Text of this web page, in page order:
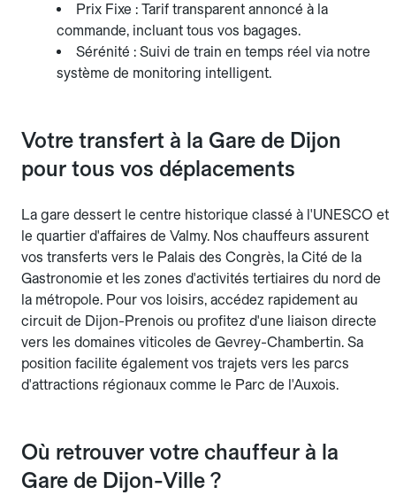
Prix Fixe : Tarif transparent annoncé à la
commande, incluant tous vos bagages.
Sérénité : Suivi de train en temps réel via notre
système de monitoring intelligent.
Votre transfert à la Gare de Dijon
pour tous vos déplacements
La gare dessert le centre historique classé à l'UNESCO et
le quartier d'affaires de Valmy. Nos chauffeurs assurent
vos transferts vers le Palais des Congrès, la Cité de la
Gastronomie et les zones d'activités tertiaires du nord de
la métropole. Pour vos loisirs, accédez rapidement au
circuit de Dijon-Prenois ou profitez d'une liaison directe
vers les domaines viticoles de Gevrey-Chambertin. Sa
position facilite également vos trajets vers les parcs
d'attractions régionaux comme le Parc de l'Auxois.
Où retrouver votre chauffeur à la
Gare de Dijon-Ville ?